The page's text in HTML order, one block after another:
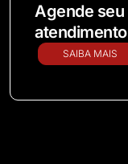
Agende seu
atendimento
SAIBA MAIS